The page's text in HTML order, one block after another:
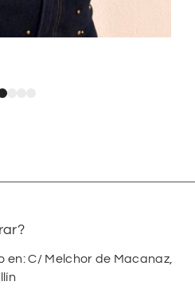
en: C/ Melchor de Macanaz,